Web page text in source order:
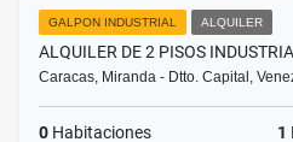
GALPON INDUSTRIAL ALQUILER
ALQUILER DE 2 PISOS
Caracas, Miranda - Dtto. Capital,
0 Habitaciones 1